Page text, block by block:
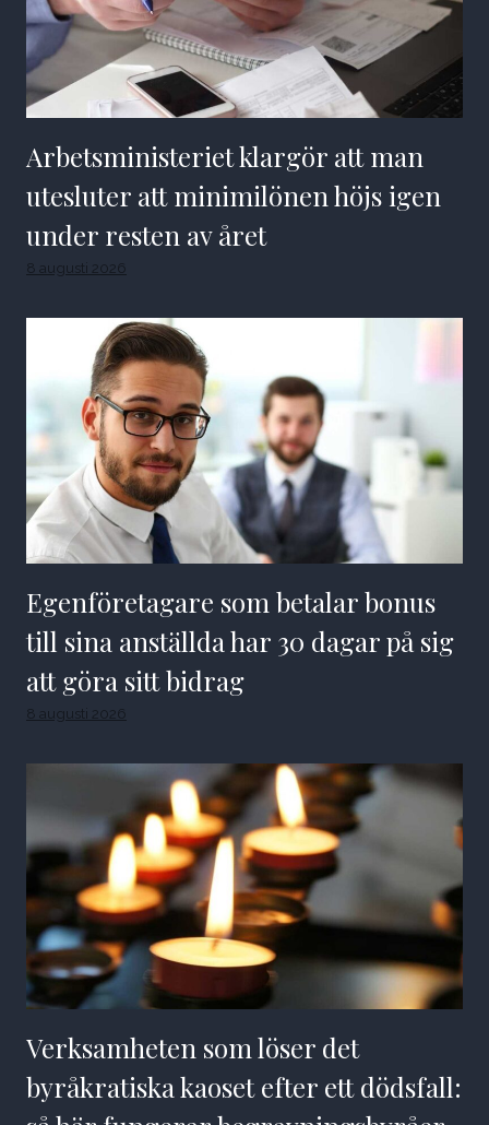
Arbetsministeriet klargör att man
utesluter att minimilönen höjs igen
under resten av året
8 augusti 2026
Egenföretagare som betalar bonus
till sina anställda har 30 dagar på sig
att göra sitt bidrag
8 augusti 2026
Verksamheten som löser det
byråkratiska kaoset efter ett dödsfall: